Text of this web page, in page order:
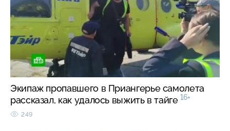
Экипаж пропавшего в Приангерье самолета
рассказал, как удалось выжить в тайге 16+
249